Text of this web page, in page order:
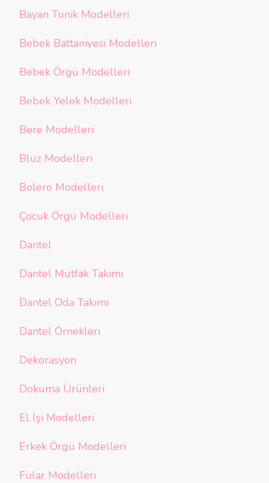
Bayan Tunik Modelleri
Bebek Battaniyesi Modelleri
Bebek Örgü Modelleri
Bebek Yelek Modelleri
Bere Modelleri
Bluz Modelleri
Bolero Modelleri
Çocuk Örgü Modelleri
Dantel
Dantel Mutfak Takımı
Dantel Oda Takımı
Dantel Örnekleri
Dekorasyon
Dokuma Ürünleri
El İşi Modelleri
Erkek Örgü Modelleri
Fular Modelleri